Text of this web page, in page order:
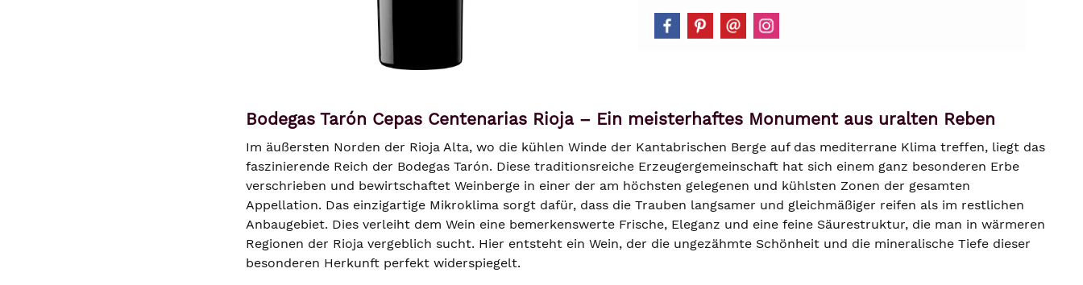
Bodegas Tarón Cepas Centenarias Rioja – Ein meisterhaftes Monument aus uralten Reben
Im äußersten Norden der Rioja Alta, wo die kühlen Winde der Kantabrischen Berge auf das mediterrane Klima treffen, liegt das
faszinierende Reich der Bodegas Tarón. Diese traditionsreiche Erzeugergemeinschaft hat sich einem ganz besonderen Erbe
verschrieben und bewirtschaftet Weinberge in einer der am höchsten gelegenen und kühlsten Zonen der gesamten
Appellation. Das einzigartige Mikroklima sorgt dafür, dass die Trauben langsamer und gleichmäßiger reifen als im restlichen
Anbaugebiet. Dies verleiht dem Wein eine bemerkenswerte Frische, Eleganz und eine feine Säurestruktur, die man in wärmeren
Regionen der Rioja vergeblich sucht. Hier entsteht ein Wein, der die ungezähmte Schönheit und die mineralische Tiefe dieser
besonderen Herkunft perfekt widerspiegelt.